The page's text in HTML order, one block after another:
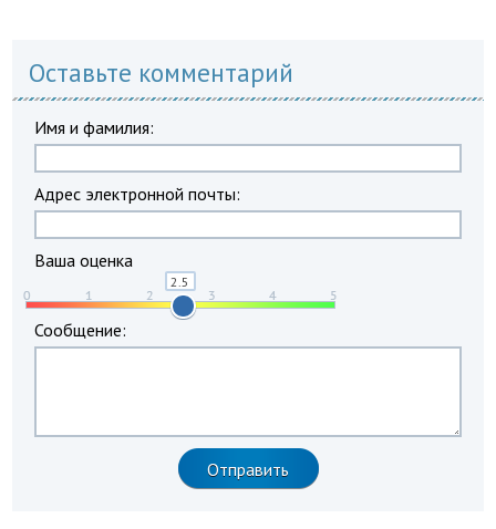
Оставьте комментарий
Имя и фамилия:
Адрес электронной почты:
Ваша оценка
Сообщение: